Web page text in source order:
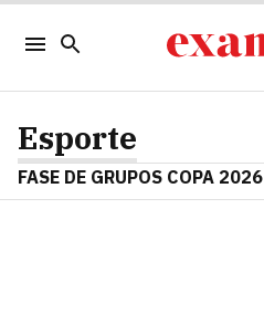
Esporte
FASE DE GRUPOS COPA 2026